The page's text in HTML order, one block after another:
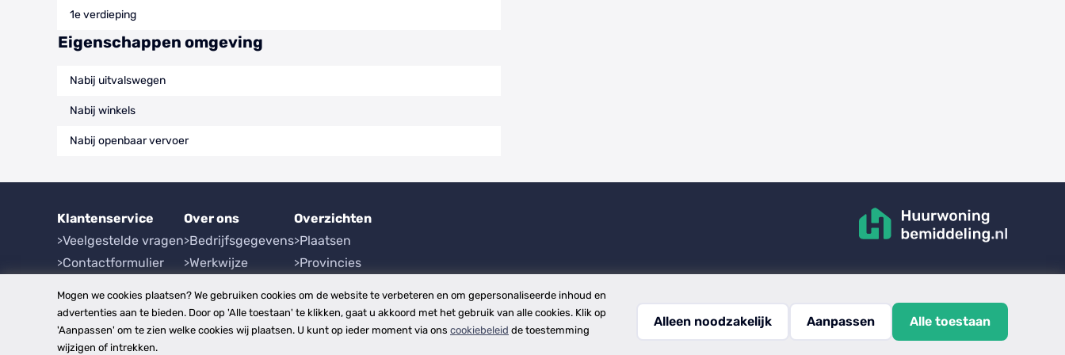
1e verdieping
Eigenschappen omgeving
Nabij uitvalswegen
Nabij winkels
Nabij openbaar vervoer
Klantenservice
Veelgestelde vragen
Contactformulier
Over ons
Bedrijfsgegevens
Werkwijze
Overzichten
Plaatsen
Provincies
Copyright © 2026disclaimer
Mogen we cookies plaatsen? We gebruiken cookies om de website te verbeteren en om gepersonaliseerde inhoud en
advertenties aan te bieden. Door op 'Alle toestaan' te klikken, gaat u akkoord met het gebruik van alle cookies. Klik op
'Aanpassen' om te zien welke cookies wij plaatsen. U kunt op ieder moment via ons cookiebeleid de toestemming
wijzigen of intrekken.
Alleen noodzakelijk Aanpassen Alle toestaan